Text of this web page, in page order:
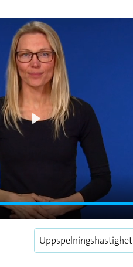
Uppspelningshastighet